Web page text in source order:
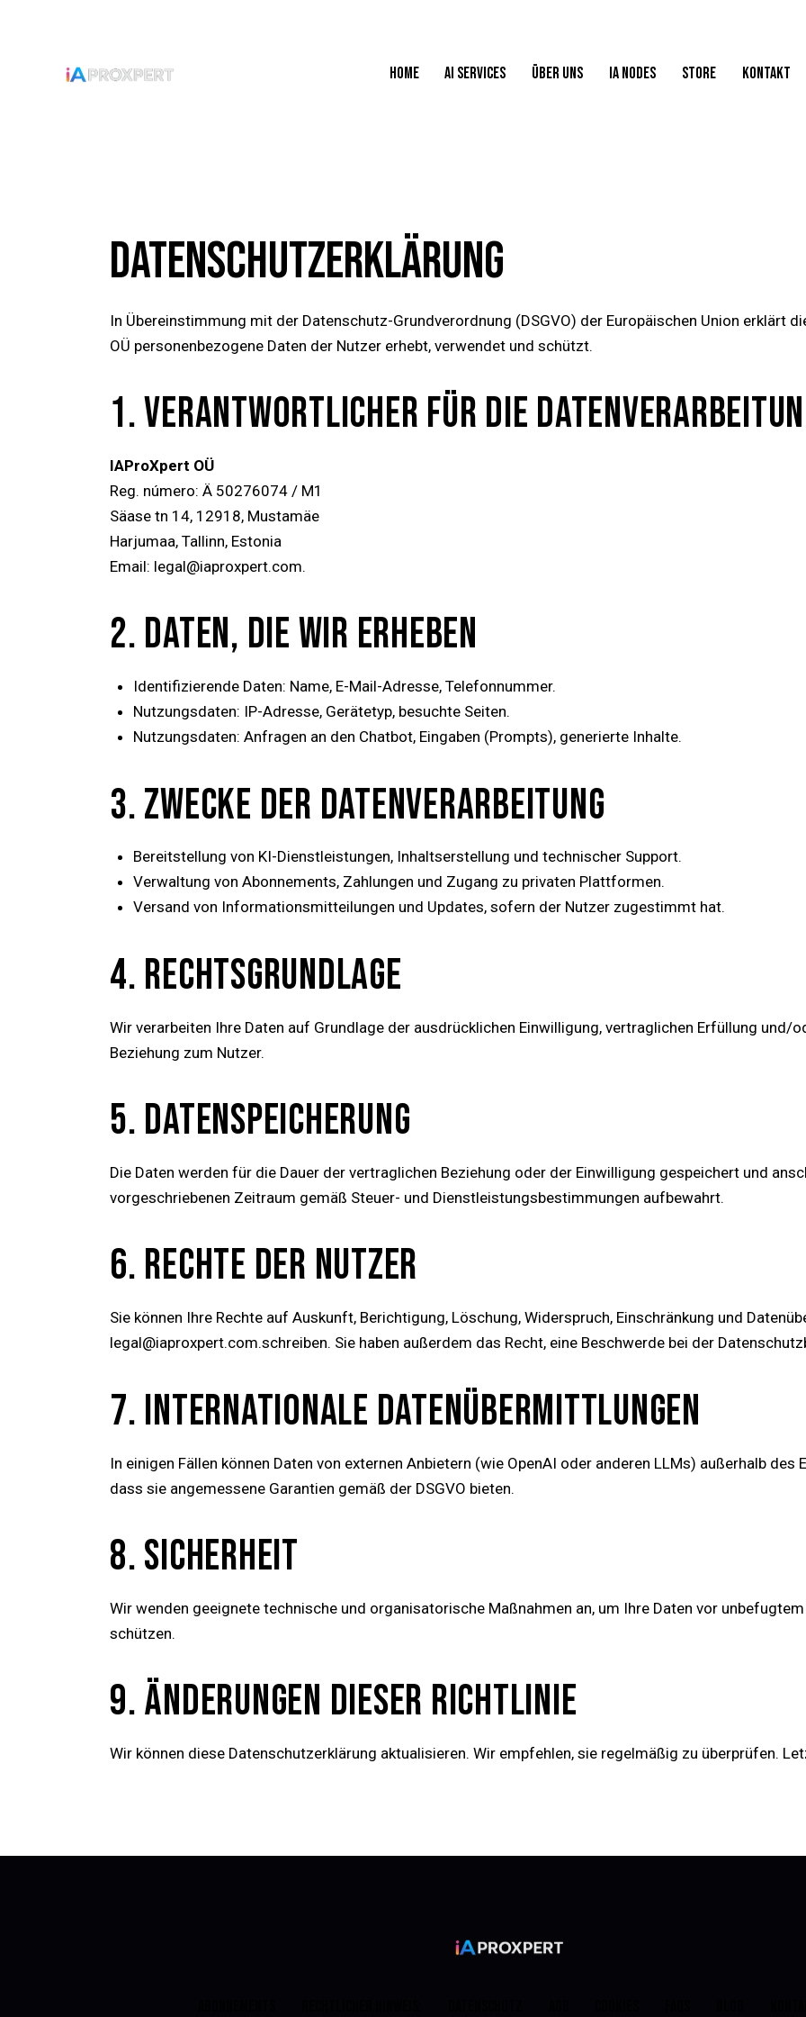
HOME AI SERVICES ÜBER UNS IA NODES STORE KONTAKT
DATENSCHUTZERKLÄRUNG
In Übereinstimmung mit der Datenschutz-Grundverordnung (DSGVO) der Europäischen Union erklärt
OÜ personenbezogene Daten der Nutzer erhebt, verwendet und schützt.
1. VERANTWORTLICHER FÜR DIE
IAProXpert OÜ
Reg. número: Ä 50276074 / M1
Säase tn 14, 12918, Mustamäe
Harjumaa, Tallinn, Estonia
Email: legal@iaproxpert.com.
2. DATEN, DIE WIR ERHEBEN
Identifizierende Daten: Name, E-Mail-Adresse, Telefonnummer.
Nutzungsdaten: IP-Adresse, Gerätetyp, besuchte Seiten.
Nutzungsdaten: Anfragen an den Chatbot, Eingaben (Prompts), generierte Inhalte.
3. ZWECKE DER DATENVERARBEITUNG
Bereitstellung von KI-Dienstleistungen, Inhaltserstellung und technischer Support.
Verwaltung von Abonnements, Zahlungen und Zugang zu privaten Plattformen.
Versand von Informationsmitteilungen und Updates, sofern der Nutzer zugestimmt hat.
4. RECHTSGRUNDLAGE
Wir verarbeiten Ihre Daten auf Grundlage der ausdrücklichen Einwilligung, vertraglichen Erfüllung und/
Beziehung zum Nutzer.
5. DATENSPEICHERUNG
Die Daten werden für die Dauer der vertraglichen Beziehung oder der Einwilligung gespeichert und
vorgeschriebenen Zeitraum gemäß Steuer- und Dienstleistungsbestimmungen aufbewahrt.
6. RECHTE DER NUTZER
Sie können Ihre Rechte auf Auskunft, Berichtigung, Löschung, Widerspruch, Einschränkung und
legal@iaproxpert.com.schreiben. Sie haben außerdem das Recht, eine Beschwerde bei der
7. INTERNATIONALE DATENÜBERMITTLUNGEN
In einigen Fällen können Daten von externen Anbietern (wie OpenAI oder anderen LLMs) außerhalb des
dass sie angemessene Garantien gemäß der DSGVO bieten.
8. SICHERHEIT
Wir wenden geeignete technische und organisatorische Maßnahmen an, um Ihre Daten vor
schützen.
9. ÄNDERUNGEN DIESER RICHTLINIE
Wir können diese Datenschutzerklärung aktualisieren. Wir empfehlen, sie regelmäßig zu überprüfen.